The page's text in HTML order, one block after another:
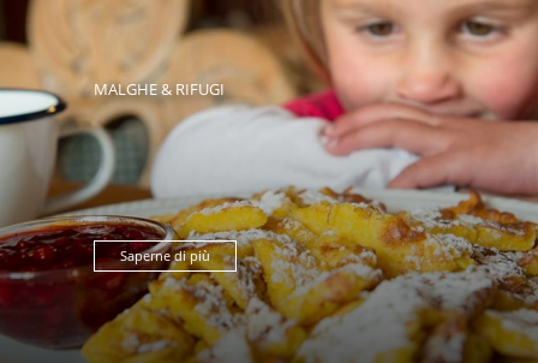
MALGHE & RIFUGI
Saperne di più